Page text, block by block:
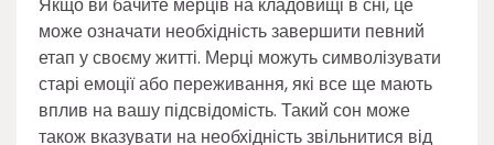
Якщо ви бачите мерців на кладовищі в сні, це
може означати необхідність завершити певний
етап у своєму житті. Мерці можуть символізувати
старі емоції або переживання, які все ще мають
вплив на вашу підсвідомість. Такий сон може
також вказувати на необхідність звільнитися від